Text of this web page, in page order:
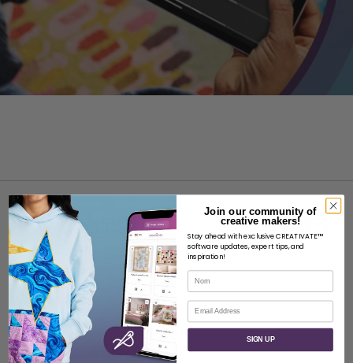
À PROPOS
À propos de SVP Worldwide
Contact
Conditions d'utilisation
Join our community of
creative makers!
Stay ahead with exclusive CREATIVATE™
software updates, expert tips, and
inspiration!
Nom
Courriel
SIGN UP